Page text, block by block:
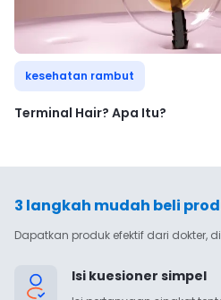
kesehatan rambut
Terminal Hair? Apa Itu?
3 langkah mudah beli
Dapatkan produk efektif dari dokter,
Isi kuesioner simpel